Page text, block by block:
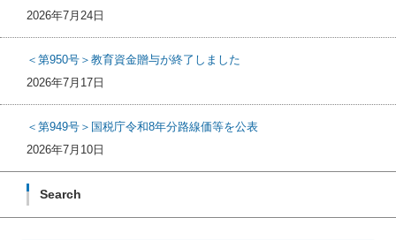
2026年7月24日
＜第950号＞教育資金贈与が終了しました
2026年7月17日
＜第949号＞国税庁令和8年分路線価等を公表
2026年7月10日
Search